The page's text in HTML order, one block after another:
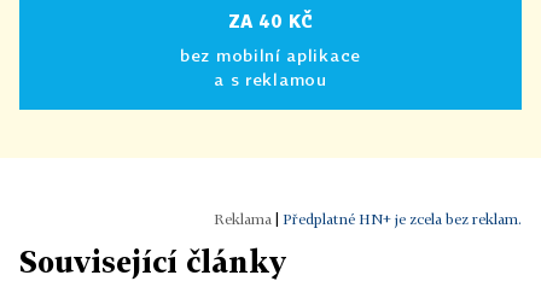
ZA 40 KČ
bez mobilní aplikace
a s reklamou
Předplatné HN+ je zcela bez reklam.
Související články